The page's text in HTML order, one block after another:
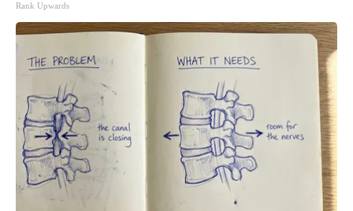
Rank Upwards